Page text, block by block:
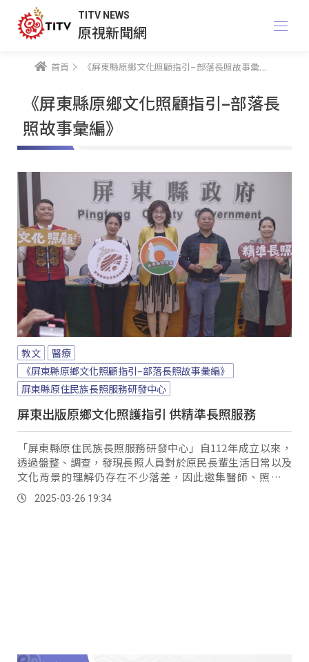
TITV NEWS
原視新聞網
首頁 《屏東縣原鄉文化照顧指引–部落長照故事彙編》
《屏東縣原鄉文化照顧指引–部落長
照故事彙編》
教文
醫療
《屏東縣原鄉文化照顧指引–部落長照故事彙編》
屏東縣原住民族長照服務研發中心
屏東出版原鄉文化照護指引 供精準長照服務
「屏東縣原住民族長照服務研發中心」自112年成立以來，
透過盤整、調查，發現長照人員對於原民長輩生活日常以及
文化背景的理解仍存在不少落差，因此邀集醫師、照管專
員、部落幹部、照服員以及家庭照顧者等，共同討論照顧困
境與面臨文化議題，進而將這些故事編撰成《屏東縣原鄉文
2025-03-26 19:34